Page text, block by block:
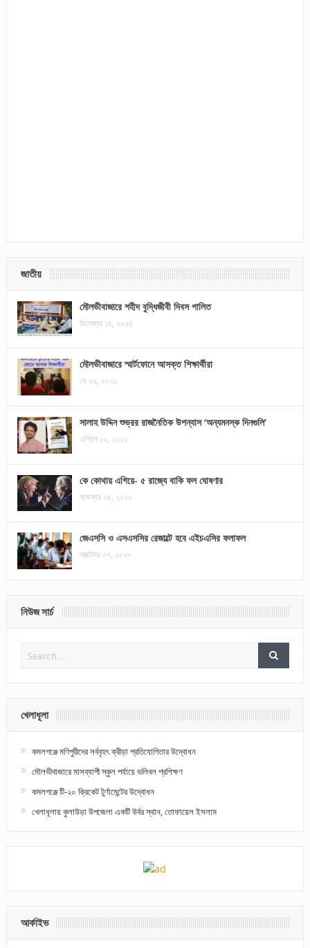
জাতীয়
মৌলভীবাজারে শহীদ বুদ্ধিজীবী দিবস পালিত
ডিসেম্বর ১৪, ২০২৪
মৌলভীবাজারে স্মার্টফোনে আসক্ত শিক্ষার্থীরা
মে ২৯, ২০২১
সালাহ উদ্দিন শুভ্রর রাজনৈতিক উপন্যাস ‘অন্যমনস্ক দিনগুলি’
এপ্রিল ১০, ২০২১
কে কোথায় এগিয়ে- ৫ রাজ্যে বাকি ফল ঘোষণার
নভেম্বর ০৫, ২০২০
জেএসসি ও এসএসসির রেজাল্টে হবে এইচএসির ফলাফল
অক্টোবর ০৭, ২০২০
নিউজ সার্চ
খেলাধূলা
কমলগঞ্জে মণিপুরীদের সর্ববৃহৎ ক্রীড়া প্রতিযোগিতার উদ্বোধন
মৌলভীবাজারে মাসব্যাপী স্কুল পর্যায়ে ভলিবল প্রশিক্ষণ
কমলগঞ্জে টি-২০ ক্রিকেট টুর্ণামেন্টের উদ্বোধন
খেলাধূলায় কুলাউড়া উপজেলা একটি উর্বর স্থান, তোফায়েল ইসলাম
আর্কাইভ